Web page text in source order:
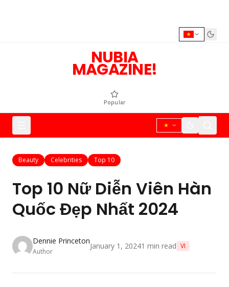
NUBIA
MAGAZINE!
Popular
Beauty Celebrities Top 10
Top 10 Nữ Diễn Viên Hàn
Quốc Đẹp Nhất 2024
Dennie Princeton
Author
January 1, 20241 min read VI